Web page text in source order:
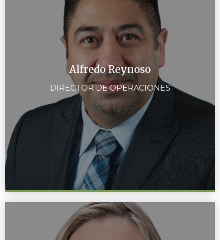
Alfredo Reynoso
DIRECTOR DE OPERACIONES